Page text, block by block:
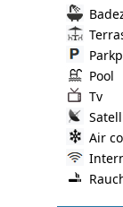
Pool
Tv
Air